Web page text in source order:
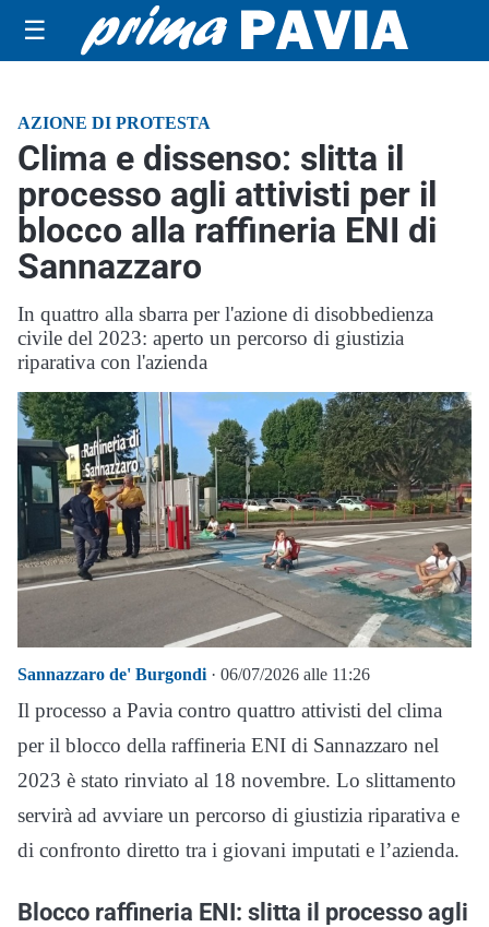
☰
AZIONE DI PROTESTA
Clima e dissenso: slitta il
processo agli attivisti per il
blocco alla raffineria ENI di
Sannazzaro
In quattro alla sbarra per l'azione di disobbedienza
civile del 2023: aperto un percorso di giustizia
riparativa con l'azienda
Sannazzaro de' Burgondi · 06/07/2026 alle 11:26
Il processo a Pavia contro quattro attivisti del clima
per il blocco della raffineria ENI di Sannazzaro nel
2023 è stato rinviato al 18 novembre. Lo slittamento
servirà ad avviare un percorso di giustizia riparativa e
di confronto diretto tra i giovani imputati e l’azienda.
Blocco raffineria ENI: slitta il processo agli